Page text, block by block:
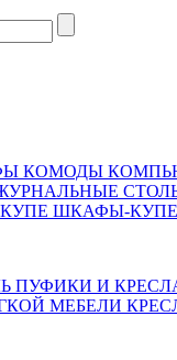
КОМОДЫ
ШКАФЫ-
ПУФИКИ И
МЕБЕЛИ